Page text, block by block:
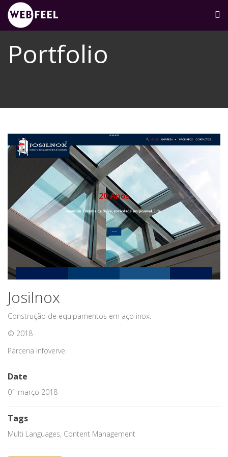
Portfolio
Josilnox
Construção de equipamentos em aço inox.
© 2018
Parceria Infoverve.
Date
01 março 2018
Tags
Multi Languages, Content Management